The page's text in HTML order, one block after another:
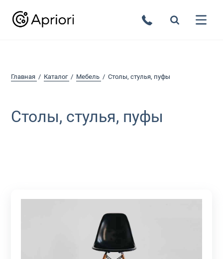
Главная Каталог Мебель Столы, стулья, пуфы
Столы, стулья, пуфы